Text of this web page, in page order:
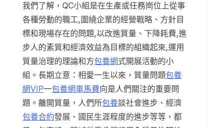
我們了解，QC小組是在生產或任務崗位上從事
各種勞動的職工,圍繞企業的經營戰略、方針目
標和現場存在的問題,以改進質量、下降耗費,進
步人的素質和經濟效益為目標的組織起來,運用
質量治理的理論和方包養網式開展活動的小
組。長期立意：相愛一生以來，質量問題包養
網VIP一包養網車馬費向是人們關注的重要問
題。離開質量，人們所包養談社會進步、經濟
包養合約發展、國民生涯程度的進步等等，都